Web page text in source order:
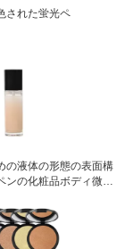
された蛍光ペ
の液体の形態の表面構
ンの化粧品ボディ微光